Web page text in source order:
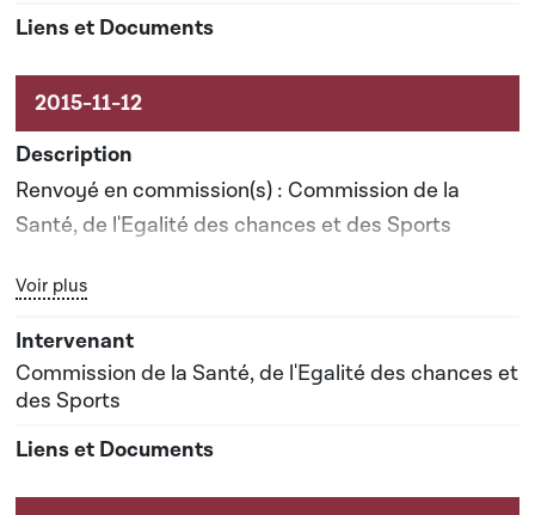
Renvoyé en commission(s) : Commission de la
Santé, de l'Egalité des chances et des Sports
Date prévisionnelle du rapport de commission : 17-
11-2016
Bouton graphique servant à afficher ou cacher tous les
Voir plus
Commission de la Santé, de l'Egalité des chances et
des Sports